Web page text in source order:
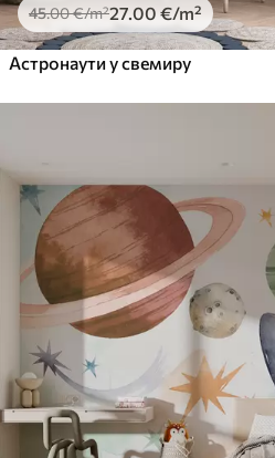
45.00€/m²27 .00 €/m²
Астронаути у свемиру